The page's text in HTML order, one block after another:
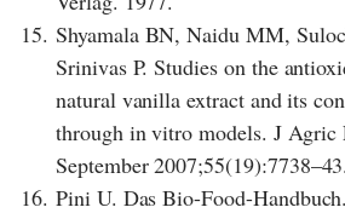
15. Shyamala BN, Naidu MM,
Srinivas P. Studies on the
natural vanilla extract and its
through in vitro models. J Agric
September 2007;55(19):7738–43.
16. Pini U. Das Bio-Food-